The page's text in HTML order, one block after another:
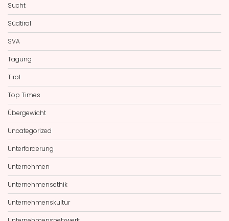
Sucht
Südtirol
SVA
Tagung
Tirol
Top Times
Übergewicht
Uncategorized
Unterforderung
Unternehmen
Unternehmensethik
Unternehmenskultur